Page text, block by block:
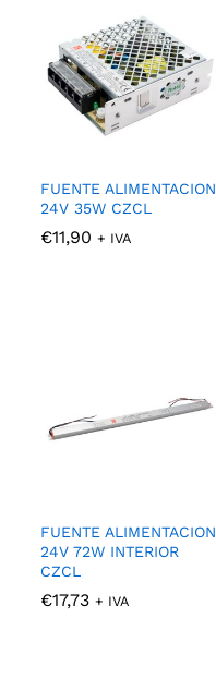
FUENTE ALIMENTACION
24V 35W CZCL
€11,90 + IVA
€11,90
FUENTE ALIMENTACION
24V 72W INTERIOR
CZCL
€17,73 + IVA
€17,73